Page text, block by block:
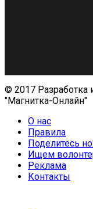
© 2017 Разработка
"Магнитка-Онлайн"
О нас
Правила
Поделитесь
Ищем
Реклама
Контакты